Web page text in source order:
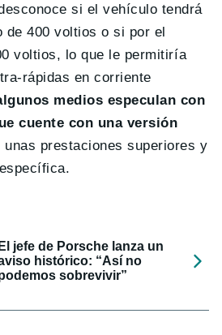
si el vehículo tendrá
de 400 voltios o si por el
voltios, lo que le permitiría
rápidas en corriente
medios especulan con
cuente con una versión
unas prestaciones superiores y
El jefe de Porsche lanza un
histórico: “Así no
sobrevivir”